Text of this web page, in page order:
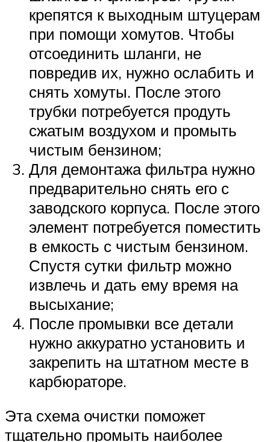
крепятся к выходным штуцерам
при помощи хомутов. Чтобы
отсоединить шланги, не
повредив их, нужно ослабить и
снять хомуты. После этого
трубки потребуется продуть
сжатым воздухом и промыть
чистым бензином;
Для демонтажа фильтра нужно
предварительно снять его с
заводского корпуса. После этого
элемент потребуется поместить
в емкость с чистым бензином.
Спустя сутки фильтр можно
извлечь и дать ему время на
высыхание;
После промывки все детали
нужно аккуратно установить и
закрепить на штатном месте в
карбюраторе.
Эта схема очистки поможет
тщательно промыть наиболее